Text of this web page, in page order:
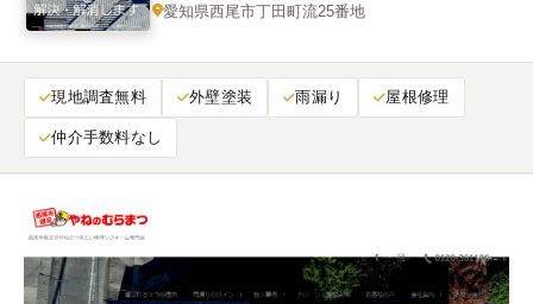
愛知県西尾市丁田町流25番地
現地調査無料 外壁塗装 雨漏り 屋根修理
仲介手数料なし